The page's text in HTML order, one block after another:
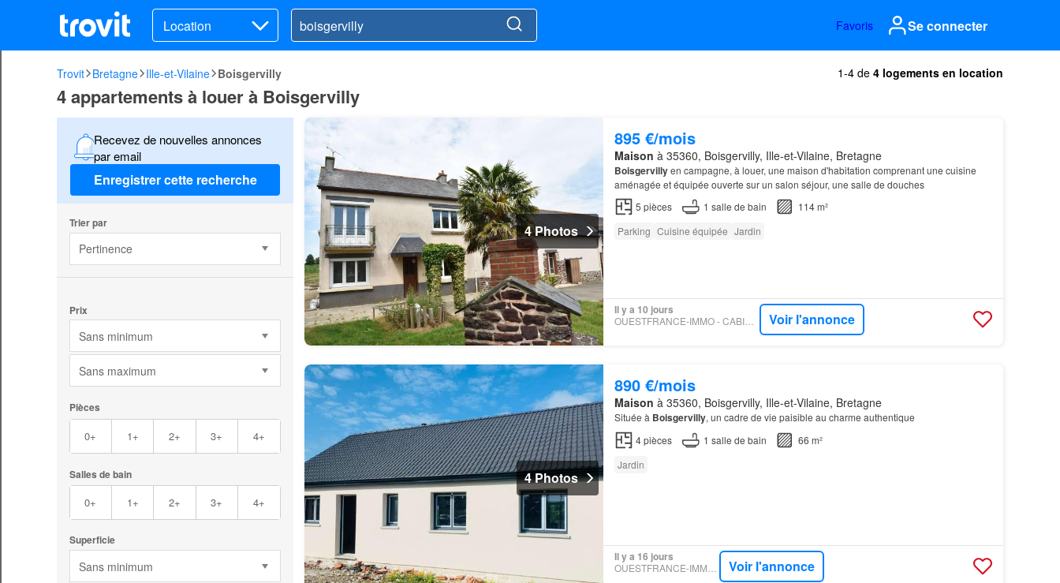
Location Favoris Se connecter
Trovit Bretagne Ille-et-Vilaine Boisgervilly 1-4 de 4 logements en location
4 appartements à louer à Boisgervilly
Recevez de nouvelles annonces
par email
Enregistrer cette recherche
Trier par
Pertinence
Prix
Sans minimum
Sans maximum
Pièces
0+ 1+ 2+ 3+ 4+
Salles de bain
0+ 1+ 2+ 3+ 4+
Superficie
Sans minimum
4 Photos
895 €/mois
Maison à 35360, Boisgervilly, Ille-et-Vilaine, Bretagne
Boisgervillyen campagne, à louer, une maison d'habitation comprenant une cuisine
aménagée et équipée ouverte sur un salon séjour, une salle de douches
5 pièces 1 salle de bain
114 m²
Parking Cuisine équipée Jardin
Il y a 10 jours
OUESTFRANCE-IMMO - CABINET IMMOBILIER J.MAHE S.PICOU Voir l'annonce
4 Photos
890 €/mois
Maison à 35360, Boisgervilly, Ille-et-Vilaine, Bretagne
Située à Boisgervilly, un cadre de vie paisible au charme authentique
4pièces 1 salle de bain
66 m²
Jardin
Il y a 16 jours
OUESTFRANCE-IMMO - WIABITA Voir l'annonce